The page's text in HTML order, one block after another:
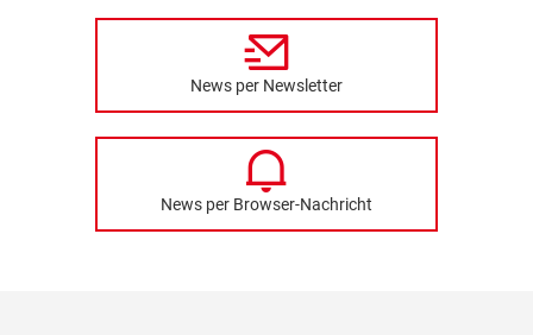
News per Newsletter
News per Browser-Nachricht